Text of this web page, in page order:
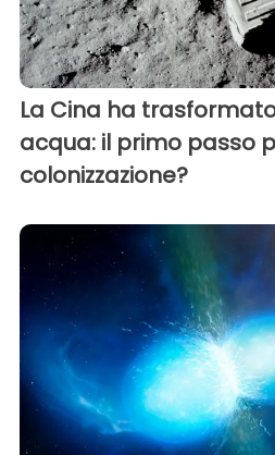
La Cina ha
acqua: il primo passo
colonizzazione?